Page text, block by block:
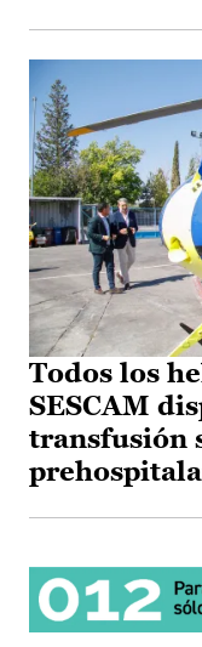
Todos los
SESCAM
transfusión